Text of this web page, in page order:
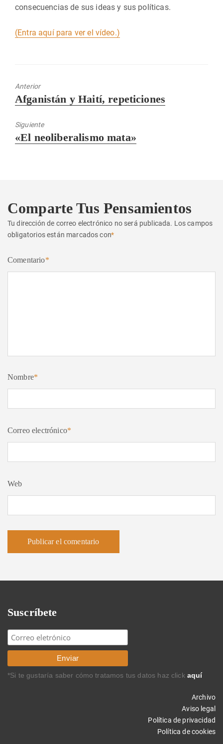
consecuencias de sus ideas y sus políticas.
(Entra aquí para ver el vídeo.)
Anterior
Entrada
Afganistán y Haití, repeticiones
Siguiente
Entrada
«El neoliberalismo mata»
Comparte Tus Pensamientos
Tu dirección de correo electrónico no será publicada. Los campos
obligatorios están marcados con*
Comentario*
Nombre*
Correo electrónico*
Web
Suscríbete
*Si te gustaría saber cómo tratamos tus datos haz click aquí
Archivo
Aviso legal
Política de privacidad
Política de cookies